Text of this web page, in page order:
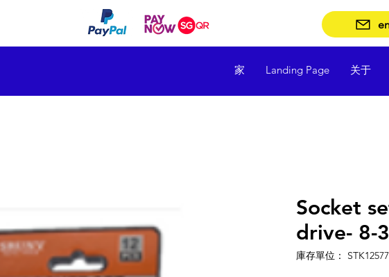
家 Landing Page 关于
Socket
drive- 8-
庫存單位：